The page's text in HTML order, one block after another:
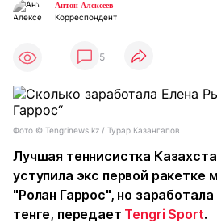
Антон Алексеев
Корреспондент
5
Фото ©️ Tengrinews.kz / Турар Казангапов
Лучшая теннисистка
уступила экс первой ракетке
"Ролан Гаррос", но
тенге, передает Tengri Sport.